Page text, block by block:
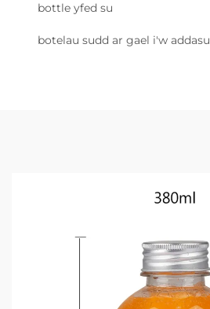
bottle yfed su
botelau sudd ar gael i'w addasu